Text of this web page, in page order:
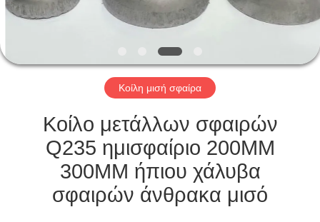
ΈΛΕΓΧΟΣ
ΜΑΣ
ΕΛΆΤΕ
ΕΠΑΦΉ
ΕΙΔΉΣΕΙΣ
Κοίλη μισή σφαίρα
Κοίλο μετάλλων σφαιρών
Q235 ημισφαίριο 200MM
300MM ήπιου χάλυβα
σφαιρών άνθρακα μισό